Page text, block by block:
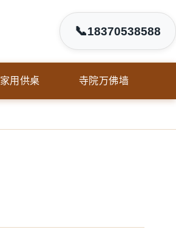
📞18370538588
家用供桌 寺院万佛墙